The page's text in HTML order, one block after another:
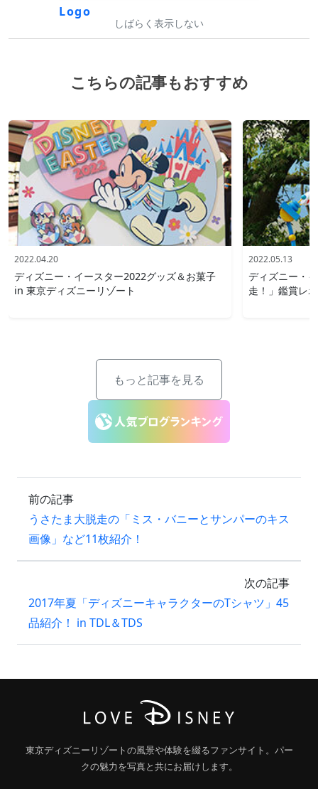
しばらく表示しない
こちらの記事もおすすめ
2022.04.20
ディズニー・イースター2022グッズ＆お菓子
in 東京ディズニーリゾート
2022.05.13
ディズニー・
走！」鑑賞レ
もっと記事を見る
前の記事
うさたま大脱走の「ミス・バニーとサンパーのキス
画像」など11枚紹介！
次の記事
2017年夏「ディズニーキャラクターのTシャツ」45
品紹介！ in TDL＆TDS
東京ディズニーリゾートの風景や体験を綴るファンサイト。パー
クの魅力を写真と共にお届けします。